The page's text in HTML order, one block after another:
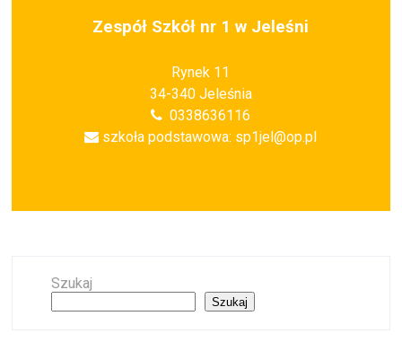
Zespół Szkół nr 1 w Jeleśni
Rynek 11
34-340 Jeleśnia
0338636116
szkoła podstawowa: sp1jel@op.pl
Szukaj
Szukaj